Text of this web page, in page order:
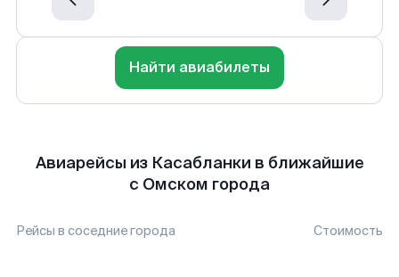
Найти авиабилеты
Авиарейсы из Касабланки в ближайшие
с Омском города
Рейсы в соседние города Стоимость